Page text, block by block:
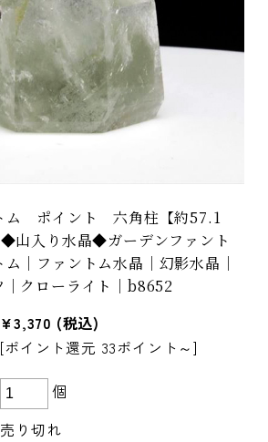
ム ポイント 六角柱【約57.1
山入り水晶◆ガーデンファント
｜ファントム水晶｜幻影水晶｜
｜クローライト｜b8652
¥3,370 (税込)
[ポイント還元 33ポイント～]
個
売り切れ